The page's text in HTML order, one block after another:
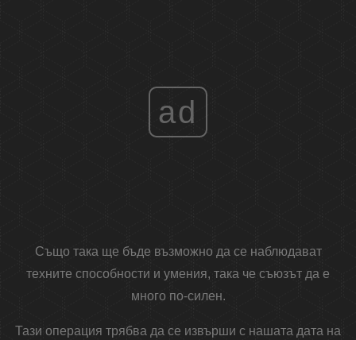
ad
Също така ще бъде възможно да се наблюдават
техните способности и умения, така че съюзът да е
много по-силен.
Тази операция трябва да се извърши с нашата дата на